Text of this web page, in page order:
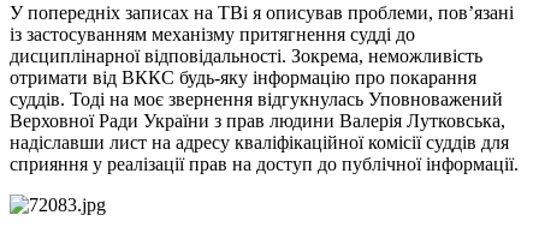
У попередніх записах на ТВі я описував проблеми, пов’язані
із застосуванням механізму притягнення судді до
дисциплінарної відповідальності. Зокрема, неможливість
отримати від ВККС будь-яку інформацію про покарання
суддів. Тоді на моє звернення відгукнулась Уповноважений
Верховної Ради України з прав людини Валерія Лутковська,
надіславши лист на адресу кваліфікаційної комісії суддів для
сприяння у реалізації прав на доступ до публічної інформації.